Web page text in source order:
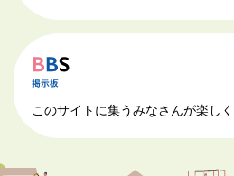
このサイトに集うみなさんが楽し